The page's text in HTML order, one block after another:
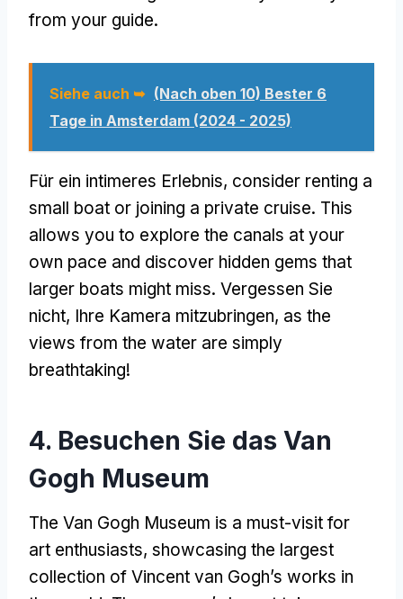
from your guide.
Siehe auch ➥ (Nach oben 10) Bester 6
Tage in Amsterdam (2024 - 2025)
Für ein intimeres Erlebnis, consider renting a
small boat or joining a private cruise. This
allows you to explore the canals at your
own pace and discover hidden gems that
larger boats might miss. Vergessen Sie
nicht, Ihre Kamera mitzubringen, as the
views from the water are simply
breathtaking!
4. Besuchen Sie das Van
Gogh Museum
The Van Gogh Museum is a must-visit for
art enthusiasts, showcasing the largest
collection of Vincent van Gogh’s works in